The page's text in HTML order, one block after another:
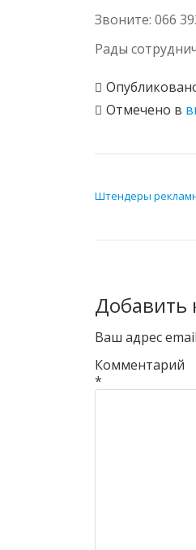
Звоните: 066
Рады
Отмечено в
Штендеры
Добавить
Ваш адрес
Комментарий
*